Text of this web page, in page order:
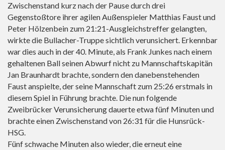
Zwischenstand kurz nach der Pause durch drei
Gegenstoßtore ihrer agilen Außenspieler Matthias Faust und
Peter Hölzenbein zum 21:21-Ausgleichstreffer gelangten,
wirkte die Bullacher-Truppe sichtlich verunsichert. Erkennbar
war dies auch in der 40. Minute, als Frank Junkes nach einem
gehaltenen Ball seinen Abwurf nicht zu Mannschaftskapitän
Jan Braunhardt brachte, sondern den danebenstehenden
Faust anspielte, der seine Mannschaft zum 25:26 erstmals in
diesem Spiel in Führung brachte. Die nun folgende
Zweibrücker Verunsicherung dauerte etwa fünf Minuten und
brachte einen Zwischenstand von 26:31 für die Hunsrück-
HSG.
Fünf schwache Minuten also wieder, die erneut eine